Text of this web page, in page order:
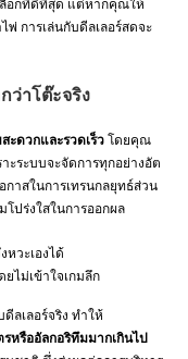
ลือกที่ดีที่สุด แต่หากคุณให้
การเล่นกับดีลเลอร์สดจะ
ว่าโต๊ะจริง
ะดวกและรวดเร็วโดยคุณ
าะระบบจะจัดการทุกอย่างอัต
กาสในการเทรนกลยุทธ์ส่วน
ปร่งใสในการออกผล
วะเองได้
ไม่เข้าใจเกมลึก
ลเลอร์จริง ทำให้
หรืออัลกอริทึมมากเกินไป